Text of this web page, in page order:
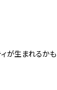
が生まれるかも